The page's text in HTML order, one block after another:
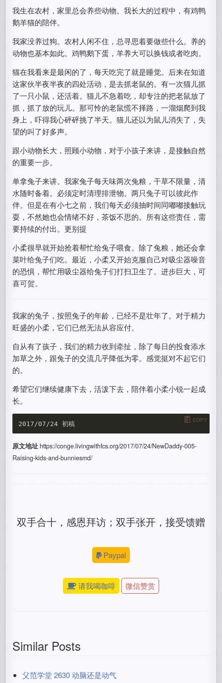
我生在农村，家里总会养些动物。我长大的过程中，有鸡鸭
鹅羊猫的陪伴。
我家没养过狗。农村人闲不住，总寻思着要做些什么。养的
动物也基本如此。鸡鸭鹅下蛋，羊养大可以换钱或者吃肉。
猫在我看来是最闲的了，每天吃完了就是睡觉。后来在知道
这家伙半夜半夜的四处活动，是去抓老鼠的。有一次猫儿抓
了一只小鼠，还活着。猫儿不急着吃，却专注的把老鼠放了
抓，抓了放的玩儿。那可怜的老鼠慌不择路，一溜烟爬到我
身上，吓得我心砰砰挑了半天。猫儿还以为鼠儿消失了，失
望的叫了好多声。
跟小动物长大，照顾小动物，对于小孩子来讲，是接触自然
的重要一步。
单拿兔子来讲。我家兔子每天味两次兔粮，干草不限量，清
水随时备着。必须定时清理排泄物。两只兔子可以彼此作
伴。但是在有小七之前，我们每天必须抽时间同嘟嘟接触玩
耍，不然她也会情绪不好，茶饭不思的。所有这些责任，需
要持续的付出。更别提
小柔很早就开始抢着帮忙给兔子喂食。除了兔粮，她还会拿
菜叶给兔子们吃。最近，小柔又开始克服自己对吸尘器噪音
的恐惧，帮忙用吸尘器给兔子们打扫卫生了。进步巨大，可
喜可贺。
我家的兔子，按照兔子的年龄，已经不是壮年了。对于精力
旺盛的小柔，它们已然无法从容应付。
自从有了孩子，我们的精力收到牵扯，除了每日的投食添水
加草之外，跟兔子的交流几乎降低为零。感觉挺对不起它们
的。
希望它们继续健康下去，活泼下去，陪伴着小柔小锐一起成
长。
COPY
原文地址https://conge.livingwithfcs.org/2017/07/24/NewDaddy-005-
Raising-kids-and-bunniesmd/
双手合十，感恩拜访；双手张开，接受馈赠
Paypal
请我喝咖啡 微信赞赏
Similar Posts
父范学堂 2630 动脑还是动气